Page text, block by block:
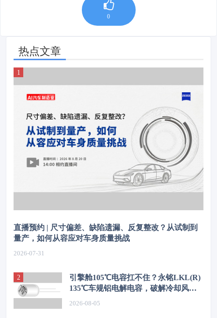
0
热点文章
直播预约 | 尺寸偏差、缺陷遗漏、反复整改？从试制到
量产，如何从容应对车身质量挑战
2026-07-31
引擎舱105℃电容扛不住？永铭LKL(R)
135℃车规铝电解电容，破解冷却风扇
高温振动失效难题
2026-08-05